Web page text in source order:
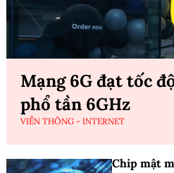
Mạng 6G đạt tốc
phổ tần 6GHz
VIỄN THÔNG - INTERNET
Chip mật